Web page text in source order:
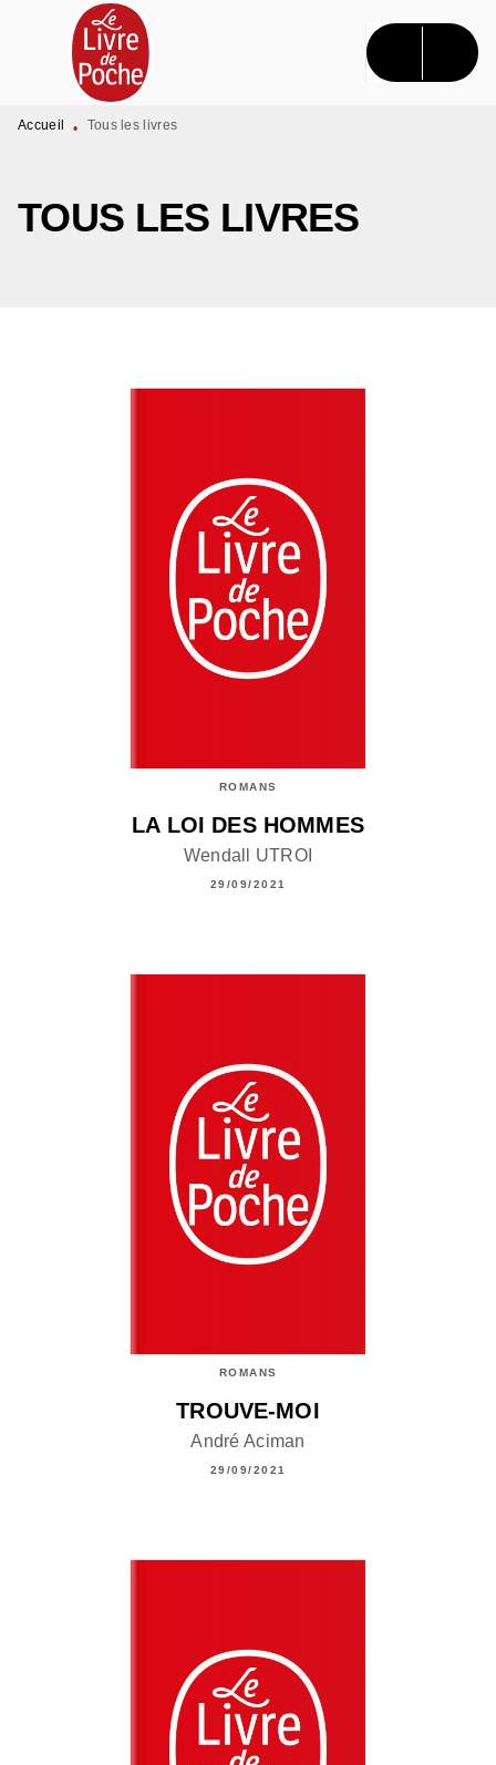
MENU RECHERCHE CONTENU
PIED DE PAGE
Accueil • Tous les livres
TOUS LES LIVRES
ROMANS
LA LOI DES HOMMES
Wendall UTROI
29/09/2021
ROMANS
TROUVE-MOI
André Aciman
29/09/2021